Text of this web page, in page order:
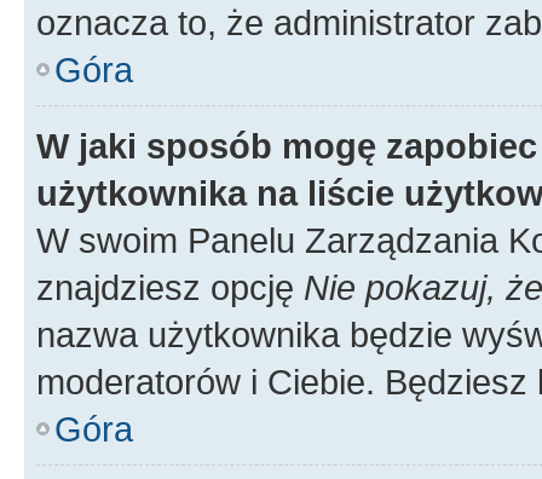
oznacza to, że administrator
Góra
W jaki sposób mogę
użytkownika na liście
W swoim Panelu Zarządzania
znajdziesz opcję Nie pokazuj,
nazwa użytkownika będzie
moderatorów i Ciebie.
Góra